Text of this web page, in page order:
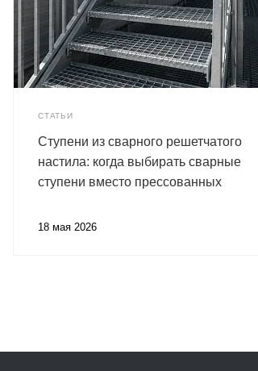
СТАТЬИ
Ступени из сварного решетчатого
настила: когда выбирать сварные
ступени вместо прессованных
18 мая 2026